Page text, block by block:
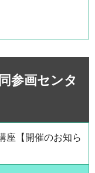
参画センタ
【開催のお知ら